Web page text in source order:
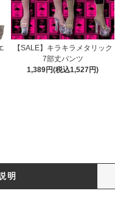
【SALE】キラキラメタリック
7部丈パンツ
1,389円(税込1,527円)
明